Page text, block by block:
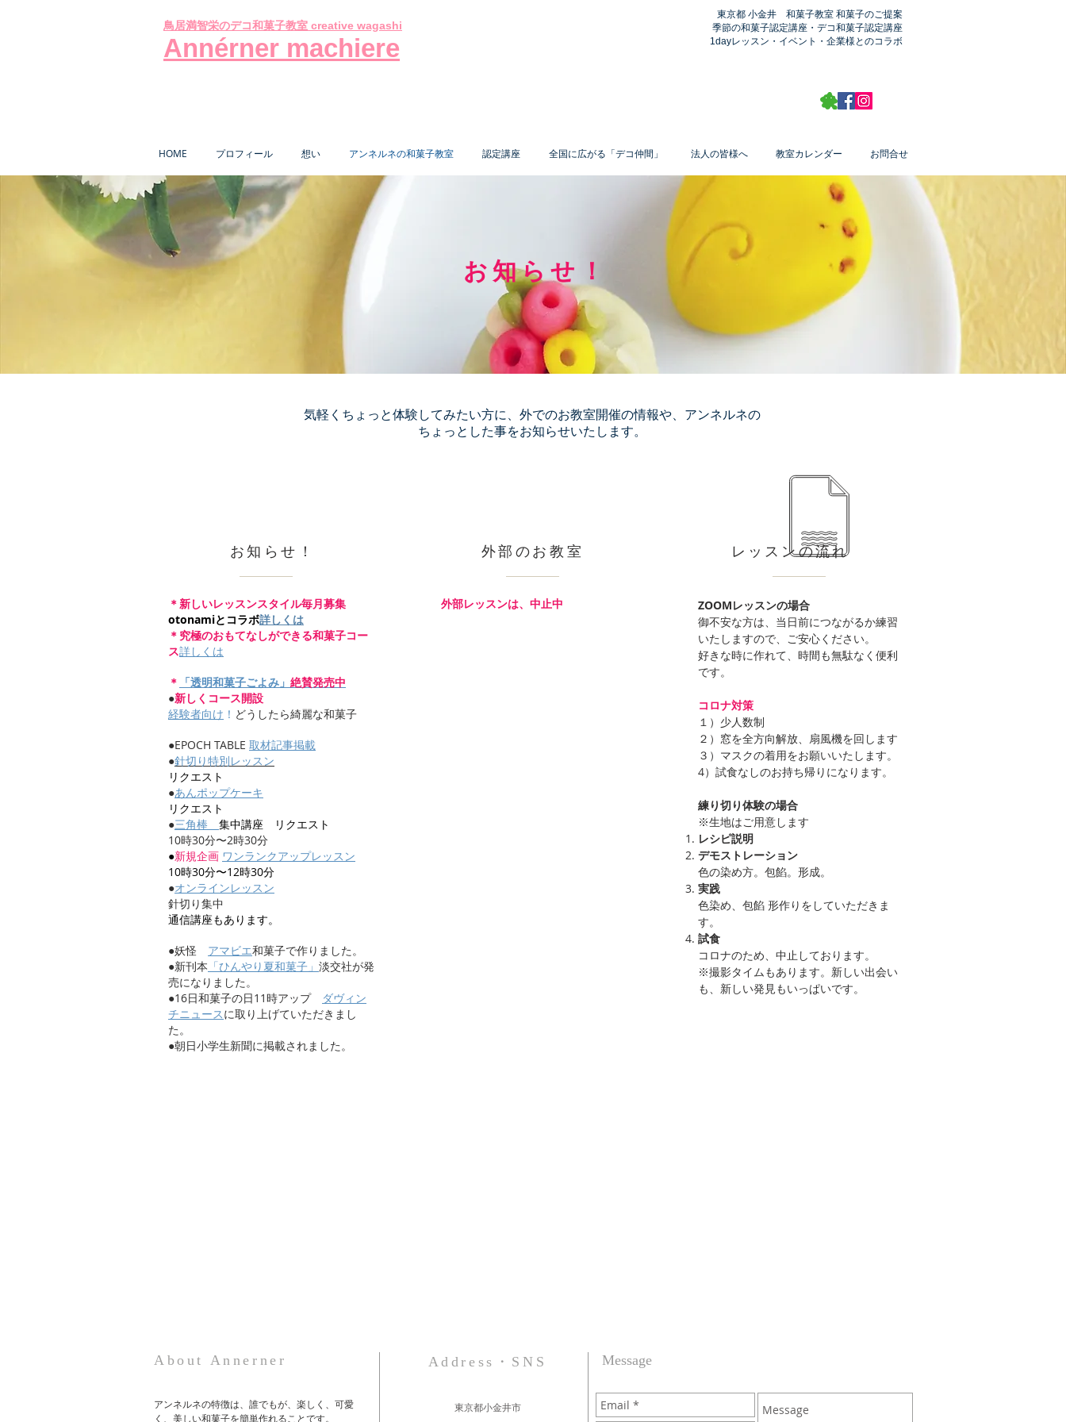
鳥居満智栄のデコ和菓子教室 creative wagashi
Annérner machiere
東京都 小金井 和菓子教室 和菓子のご提案
季節の和菓子認定講座​・デコ和菓子認定講座
1dayレッスン・イベント・企業様とのコラボ
HOME プロフィール 想い アンネルネの和菓子教室 認定講座 全国に広がる「デコ仲間」 法人の皆様へ 教室カレンダー お問合せ
​お知らせ！
気軽くちょっと体験してみたい方に、外でのお教室開催の情報や、アンネルネの
ちょっとした事をお知らせいたします。
お知らせ！
＊新しいレッスンスタイル毎月募集
otonamiとコラボ​詳しくは
＊究極のおもてなしができる和菓子コー
ス詳しくは
＊ 「透明和菓子ごよみ」 絶賛発売中
●新しくコース開設
経験者向け ！ どうしたら綺麗な和菓子
●EPOCH TABLE 取材記事掲載
●針切り特別レッスン
リクエスト
●あんポップケーキ
リクエスト
●三角棒 集中講座 リクエスト
10時30分〜2時30分
●新規企画 ワンランクアップレッスン
10時30分〜12時30分
●オンラインレッスン
​針切り集中
通信講座もあります。
​●妖怪 アマビエ和菓子で作りました。
●新刊本 「ひんやり夏和菓子」 淡交社が発
売になりました。
​●16日和菓子の日11時アップ
ダヴィン
チニュースに取り上げていただきまし
た。
​●朝日小学生新聞に掲載されました。
外部のお教室
外部レッスンは、中止中
レッスンの流れ
ZOOMレッスンの場合
御不安な方は、当日前につながるか練習
いたしますので、ご安心ください。
好きな時に作れて、時間も無駄なく便利
です。
コロナ対策
１）少人数制
２）窓を全方向解放、扇風機を回します
３）マスクの着用をお願いいたします。
4）試食なしのお持ち帰りになります。
​練り切り体験の場合
※生地はご用意します
レシピ説明
デモストレーション
色の染め方。包餡。形成。
実践
色染め、包餡 形作りをしていただきま
す。
試食
コロナのため、中止しております。
※撮影タイムもあります。新しい出会い
も、新しい発見もいっぱいです。
About Annerner
アンネルネの特徴は、誰でもが、楽しく、可愛
く、美しい和菓子を簡単作れることです。
Address・SNS
東京都小金井市
​Message